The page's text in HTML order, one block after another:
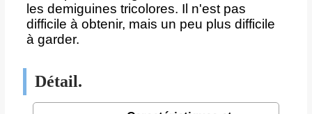
les demiguines tricolores. Il n'est pas
difficile à obtenir, mais un peu plus difficile
à garder.
Détail.